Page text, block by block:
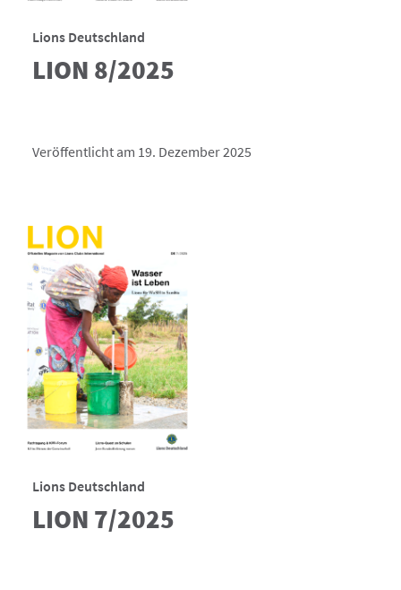
Lions Deutschland
LION 8/2025
Veröffentlicht am 19. Dezember 2025
Lions Deutschland
LION 7/2025